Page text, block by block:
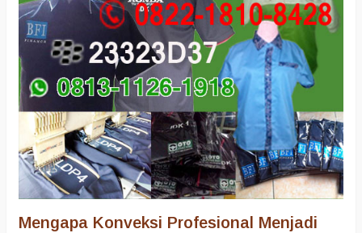
Mengapa Konveksi Profesional Menjadi